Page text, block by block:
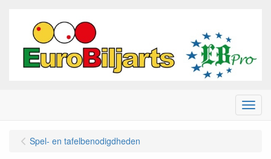
Menu
Spel- en tafelbenodigdheden